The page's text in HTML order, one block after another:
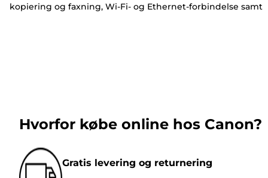
kopiering og faxning, Wi-Fi- og Ethernet-forbindelse samt
Hvorfor købe online hos Canon?
Gratis levering og returnering